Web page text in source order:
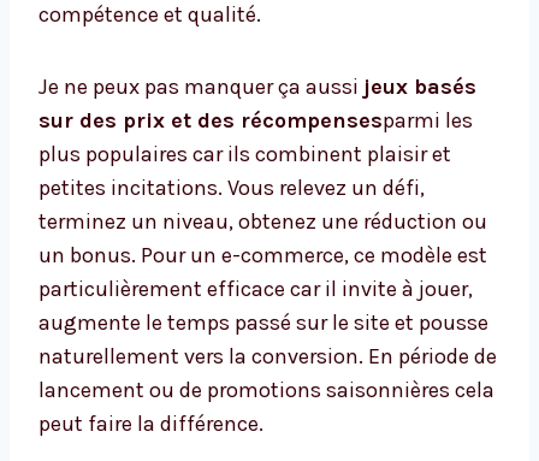
compétence et qualité.
Je ne peux pas manquer ça aussi jeux basés
sur des prix et des récompensesparmi les
plus populaires car ils combinent plaisir et
petites incitations. Vous relevez un défi,
terminez un niveau, obtenez une réduction ou
un bonus. Pour un e-commerce, ce modèle est
particulièrement efficace car il invite à jouer,
augmente le temps passé sur le site et pousse
naturellement vers la conversion. En période de
lancement ou de promotions saisonnières cela
peut faire la différence.